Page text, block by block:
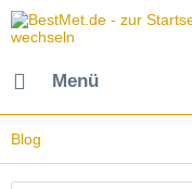
Menü
Blog